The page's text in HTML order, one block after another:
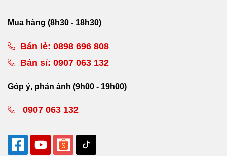
Mua hàng (8h30 - 18h30)
Bán lẻ: 0898 696 808
Bán sỉ: 0907 063 132
Góp ý, phản ánh (9h00 - 19h00)
0907 063 132